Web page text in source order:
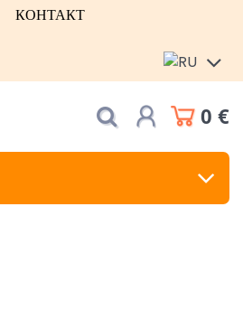
КОНТАКТ
0 €